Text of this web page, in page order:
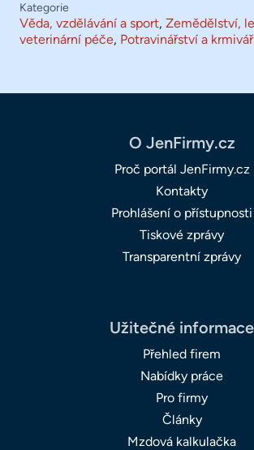
Kategorie
Věda, vzdělávání a sport, Zemědělství,
veterinární péče, Potravinářství a
O JenFirmy.cz
Proč portál JenFirmy.cz
Kontakty
Prohlášení o přístupnosti
Tiskové zprávy
Transparentní zprávy
Užitečné informace
Přehled firem
Nabídky práce
Pro firmy
Články
Mzdová kalkulačka